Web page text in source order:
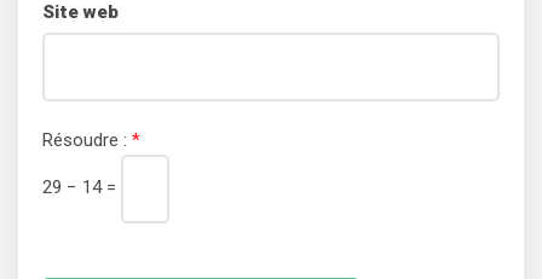
Site web
Résoudre : *
29 − 14 =